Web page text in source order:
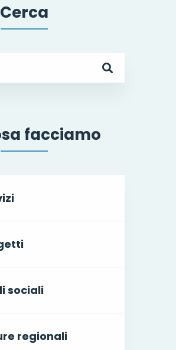
Cerca
facciamo
sociali
regionali